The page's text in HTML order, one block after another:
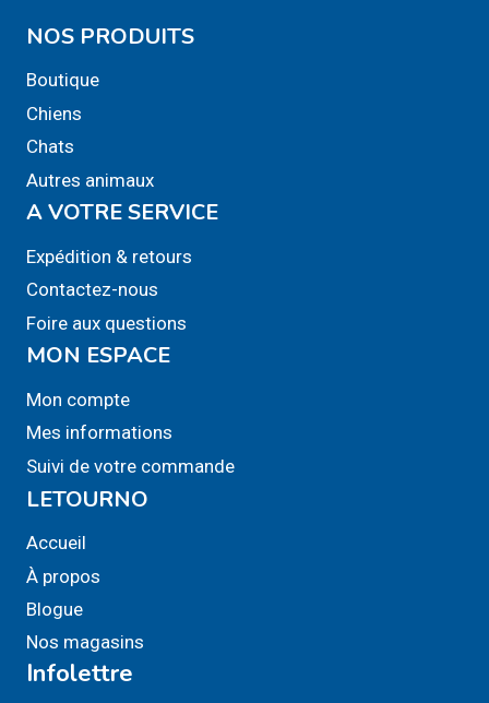
NOS PRODUITS
Boutique
Chiens
Chats
Autres animaux
A VOTRE SERVICE
Expédition & retours
Contactez-nous
Foire aux questions
MON ESPACE
Mon compte
Mes informations
Suivi de votre commande
LETOURNO
Accueil
À propos
Blogue
Nos magasins
Infolettre